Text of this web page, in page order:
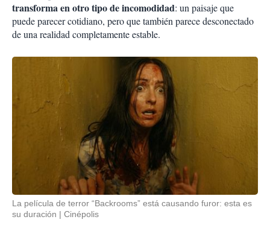
transforma en otro tipo de incomodidad: un paisaje que
puede parecer cotidiano, pero que también parece desconectado
de una realidad completamente estable.
La película de terror “Backrooms” está causando furor: esta es
su duración
Cinépolis